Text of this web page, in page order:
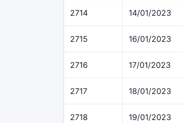
2714 14/01/2023
2715 16/01/2023
2716 17/01/2023
2717 18/01/2023
2718 19/01/2023